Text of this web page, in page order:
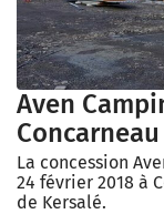
Aven
Concarneau
La concession
24 février 2018 à
de Kersalé.